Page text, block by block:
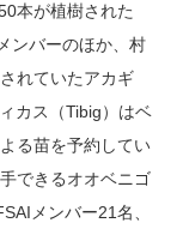
本が植樹された
ンバーのほか、村
れていたアカギ
カス（Tibig）はベ
る苗を予約してい
できるオオベニゴ
メンバー21名、